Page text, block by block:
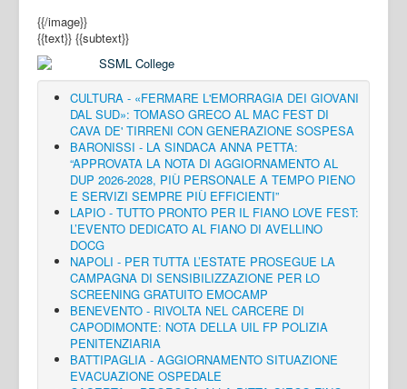
{{/image}}
{{text}} {{subtext}}
CULTURA - «FERMARE L'EMORRAGIA DEI GIOVANI
DAL SUD»: TOMASO GRECO AL MAC FEST DI
CAVA DE' TIRRENI CON GENERAZIONE SOSPESA
BARONISSI - LA SINDACA ANNA PETTA:
“APPROVATA LA NOTA DI AGGIORNAMENTO AL
DUP 2026-2028, PIÙ PERSONALE A TEMPO PIENO
E SERVIZI SEMPRE PIÙ EFFICIENTI”
LAPIO - TUTTO PRONTO PER IL FIANO LOVE FEST:
L’EVENTO DEDICATO AL FIANO DI AVELLINO
DOCG
NAPOLI - PER TUTTA L’ESTATE PROSEGUE LA
CAMPAGNA DI SENSIBILIZZAZIONE PER LO
SCREENING GRATUITO EMOCAMP
BENEVENTO - RIVOLTA NEL CARCERE DI
CAPODIMONTE: NOTA DELLA UIL FP POLIZIA
PENITENZIARIA
BATTIPAGLIA - AGGIORNAMENTO SITUAZIONE
EVACUAZIONE OSPEDALE